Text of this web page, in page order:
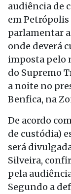
audiência de
em
parlamentar
onde deverá
imposta pelo
do Supremo
a noite no
Benfica, na
De acordo
de custódia)
será
Silveira,
pela
Segundo a